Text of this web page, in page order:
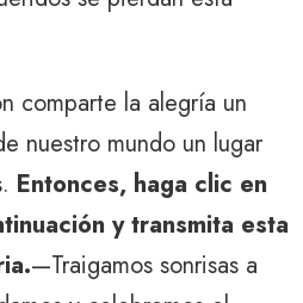
comparte la alegría un
nuestro mundo un lugar
Entonces, haga clic en
y transmita esta
—Traigamos sonrisas a